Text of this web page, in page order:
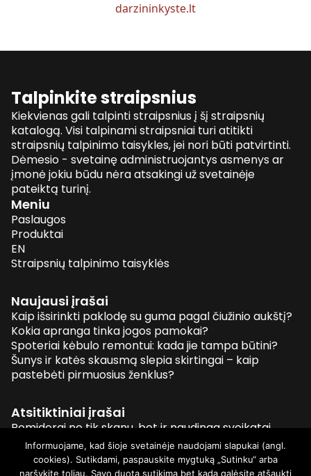
darzininkyste.lt
Talpinkite straipsnius
Kiekvienas gali talpinti straipsnius į šį straipsnių
katalogą. Visi talpinami straipsniai turi atitikti
straipsnių talpinimo taisykles, jei nori būti patvirtinti.
Dėmesio - svetainę administruojantys asmenys ar
įmonė jokiu būdu nėra atsakingi už svetainėje
pateiktą turinį.
Meniu
Paslaugos
Produktai
EN
Straipsnių talpinimo taisyklės
Naujausi įrašai
Kaip išsirinkti paklodę su guma pagal čiužinio aukštį?
Kokia apranga tinka jogos pamokai?
Spoteriai kėbulo remontui: kada jie tampa būtini?
Šunys ir katės skausmą slepia skirtingai – kaip
pastebėti pirmuosius ženklus?
Atsitiktiniai įrašai
Pomidorai ne tik skanu, bet ir naudinga sveikatai
Greičio Dėžių Remontas
Jokio chaoso su organizacijos valdymo struktūra
Šluosčių tipai: kurią rinktis?
Informuojame, kad šioje svetainėje naudojami slapukai (angl.
cookies). Sutikdami, paspauskite mygtuką „Sutinku“ arba
naršykite toliau. Savo duotą sutikimą bet kada galėsite atšaukti